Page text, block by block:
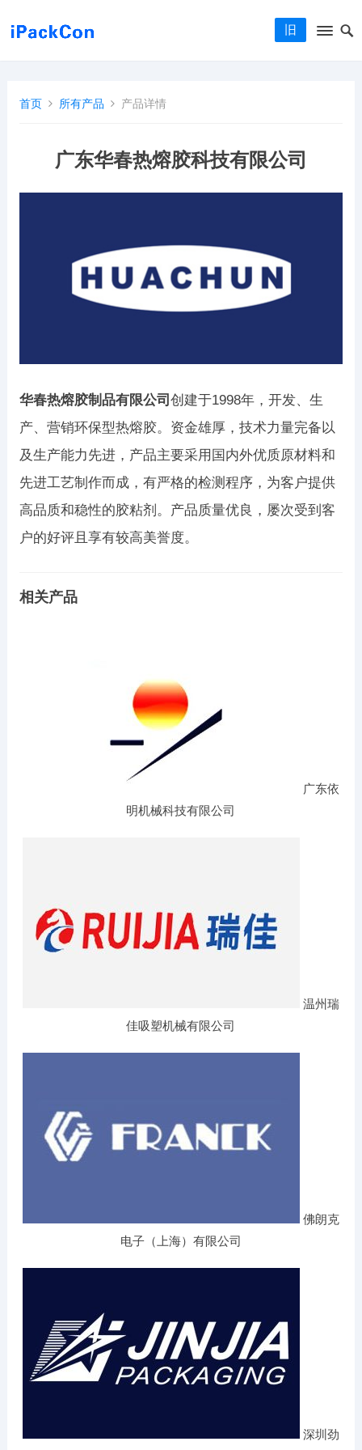
旧
首页 所有产品 产品详情
广东华春热熔胶科技有限公司
华春热熔胶制品有限公司 创建于1998年，开发、生
产、营销环保型热熔胶。资金雄厚，技术力量完备以
及生产能力先进，产品主要采用国内外优质原材料和
先进工艺制作而成，有严格的检测程序，为客户提供
高品质和稳性的胶粘剂。产品质量优良，屡次受到客
户的好评且享有较高美誉度。
相关产品
广东依
明机械科技有限公司
温州瑞
佳吸塑机械有限公司
佛朗克
电子（上海）有限公司
深圳劲